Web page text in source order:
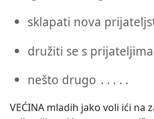
sklapati nova
družiti se s prijateljima
nešto drugo ․․․․․
VEĆINA mladih jako voli ići na